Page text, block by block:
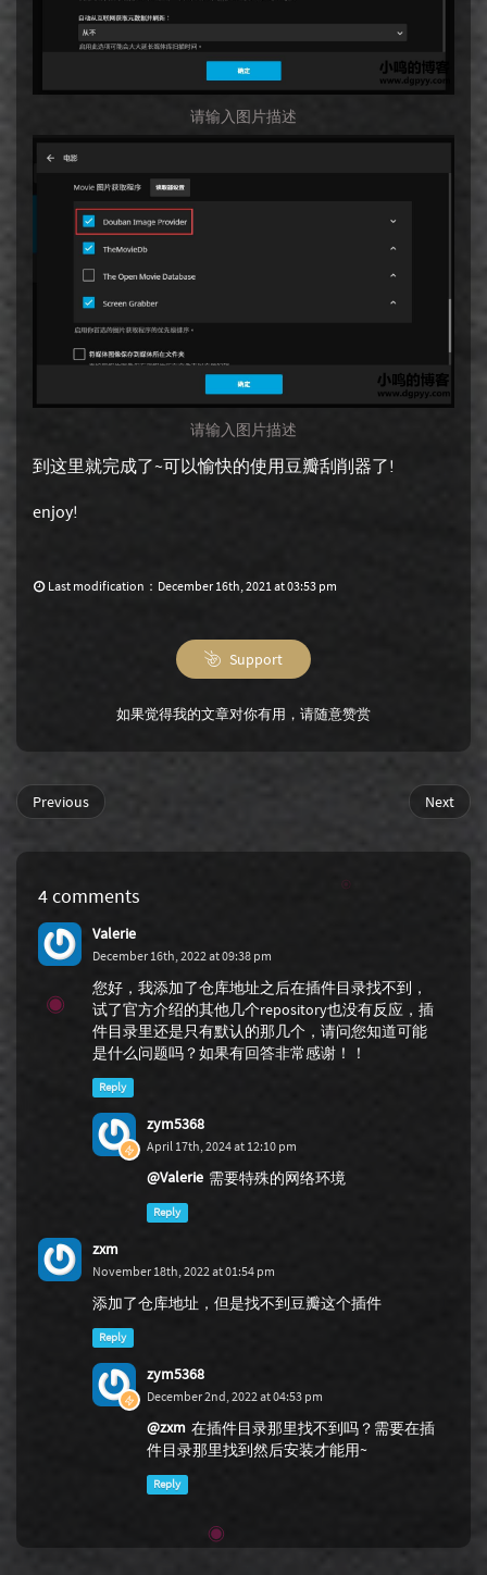
请输入图片描述
请输入图片描述
到这里就完成了~可以愉快的使用豆瓣刮削器了!
enjoy!
Last modification：December 16th, 2021 at 03:53 pm
Support
如果觉得我的文章对你有用，请随意赞赏
Next
Previous
4 comments
Valerie
December 16th, 2022 at 09:38 pm
您好，我添加了仓库地址之后在插件目录找不到，
试了官方介绍的其他几个repository也没有反应，插
件目录里还是只有默认的那几个，请问您知道可能
是什么问题吗？如果有回答非常感谢！！
Reply
zym5368
April 17th, 2024 at 12:10 pm
@Valerie 需要特殊的网络环境
Reply
zxm
November 18th, 2022 at 01:54 pm
添加了仓库地址，但是找不到豆瓣这个插件
Reply
zym5368
December 2nd, 2022 at 04:53 pm
@zxm 在插件目录那里找不到吗？需要在插
件目录那里找到然后安装才能用~
Reply